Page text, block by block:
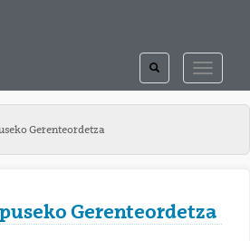
TOGGLE
TOGGLE
SEARCH
Gerenteordetza
Gerenteordetza